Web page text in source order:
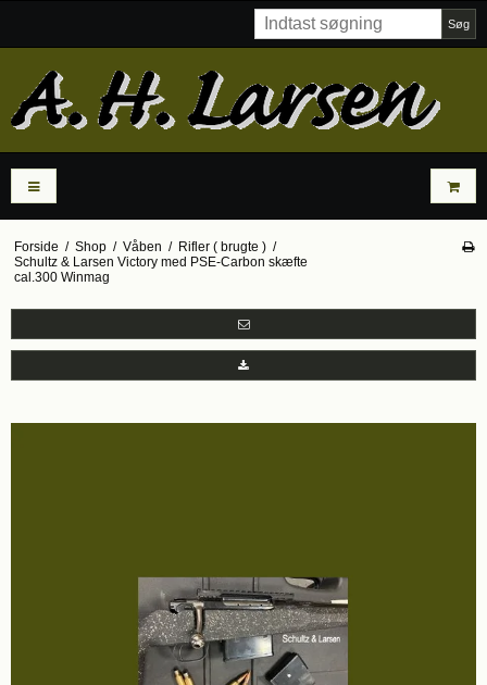
Søg
Forside / Shop / Våben / Rifler ( brugte ) /
Schultz & Larsen Victory med PSE-Carbon skæfte
cal.300 Winmag